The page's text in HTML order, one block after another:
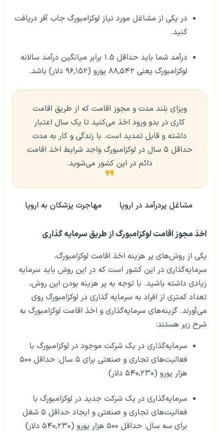
در یکی از مشاغل مورد نیاز لوکزامبورگ جاب آفر دریافت
کنید.
درآمد شما باید حداقل ۱.۵ برابر میانگین درآمد سالانه
لوکزامبورگ یعنی ۸۸,۵۴۲ یورو (۹۶,۱۵۲ دلار) باشد.
ویزای بلند مدت و مجوز اقامت که از طریق اقامت
کاری در بدو ورود اخذ می‌کنید تا یک سال اعتبار
داشته و قابل تمدید است. با زندگی و کار به مدت
حداقل ۵ سال در لوکزامبورگ واجد شرایط اخذ اقامت
دائم در این کشور می‌شوید.
مشاغل پردرآمد در اروپا مهاجرت پزشکان به اروپا
اخذ مجوز اقامت لوکزامبورگ از طریق سرمایه‌ گذاری
یکی از روش‌های پر هزینه اخذ اقامت لوکزامبورگ،
سرمایه‌گذاری در این کشور است که در این روش باید سرمایه
زیادی داشته باشید. با توجه به پر هزینه بودن این روش،
تعداد کمتری از افراد به سرمایه گذاری در لوکزامبورگ روی
می‌آورند. گزینه‌های سرمایه‌گذاری و اخذ اقامت لوکزامبورگ به
شرح زیر هستند:
سرمایه‌گذاری در یک شرکت موجود در لوکزامبورگ با
فعالیت‌های تجاری و صنعتی برای ۵ سال: حداقل ۵۰۰
هزار یورو (۵۴۰,۲۳۰ دلار)
سرمایه‌گذاری در یک شرکت جدید در لوکزامبورگ با
فعالیت‌های تجاری و صنعتی و ایجاد حداقل ۵ شغل
برای سه سال: حداقل ۵۰۰ هزار یورو (۵۴۰,۲۳۰ دلار)